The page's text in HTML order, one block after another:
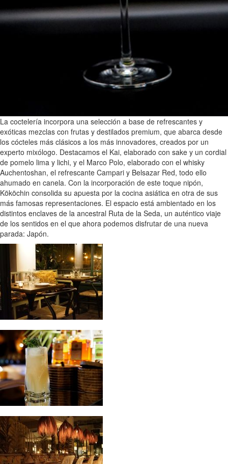
La coctelería incorpora una selección a base de refrescantes y
exóticas mezclas con frutas y destilados premium, que abarca desde
los cócteles más clásicos a los más innovadores, creados por un
experto mixólogo. Destacamos el Kai, elaborado con sake y un cordial
de pomelo lima y lichi, y el Marco Polo, elaborado con el whisky
Auchentoshan, el refrescante Campari y Belsazar Red, todo ello
ahumado en canela. Con la incorporación de este toque nipón,
Kököchin consolida su apuesta por la cocina asiática en otra de sus
más famosas representaciones. El espacio está ambientado en los
distintos enclaves de la ancestral Ruta de la Seda, un auténtico viaje
de los sentidos en el que ahora podemos disfrutar de una nueva
parada: Japón.